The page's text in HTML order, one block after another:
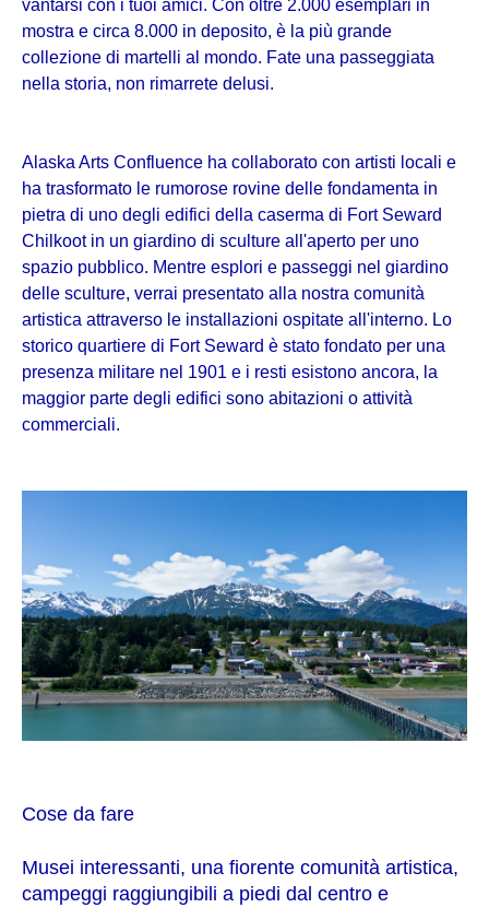
vantarsi con i tuoi amici. Con oltre 2.000 esemplari in
mostra e circa 8.000 in deposito, è la più grande
collezione di martelli al mondo. Fate una passeggiata
nella storia, non rimarrete delusi.
Alaska Arts Confluence ha collaborato con artisti locali e
ha trasformato le rumorose rovine delle fondamenta in
pietra di uno degli edifici della caserma di Fort Seward
Chilkoot in un giardino di sculture all'aperto per uno
spazio pubblico. Mentre esplori e passeggi nel giardino
delle sculture, verrai presentato alla nostra comunità
artistica attraverso le installazioni ospitate all'interno. Lo
storico quartiere di Fort Seward è stato fondato per una
presenza militare nel 1901 e i resti esistono ancora, la
maggior parte degli edifici sono abitazioni o attività
commerciali.
Cose da fare
Musei interessanti, una fiorente comunità artistica,
campeggi raggiungibili a piedi dal centro e